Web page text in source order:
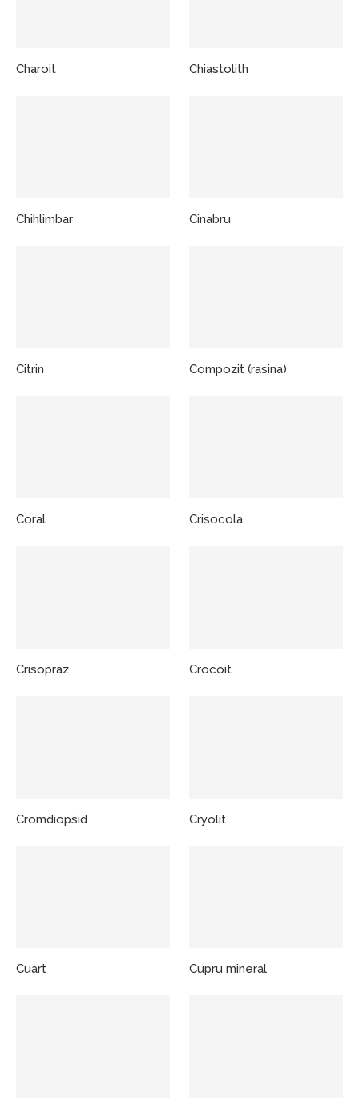
Charoit Chiastolith
Chihlimbar Cinabru
Citrin Compozit (rasina)
Coral Crisocola
Crisopraz Crocoit
Cromdiopsid Cryolit
Cuart Cupru mineral